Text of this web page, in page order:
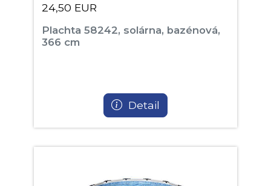
24,50 EUR
Plachta 58242, solárna, bazénová,
366 cm
Detail